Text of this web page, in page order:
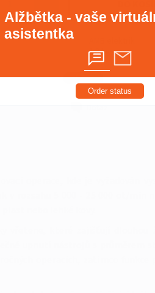
1.8 kg
operace, kde je vyžadován
v rozsahu 5 000 - 25 000 ot/min
nebo lehké kovy.
vřetene, které zajišťují dlouhou
upnutí nástrojů s průměrem
operacích, zatímco funkce
Alžbětka - vaše
asistentka
Order status